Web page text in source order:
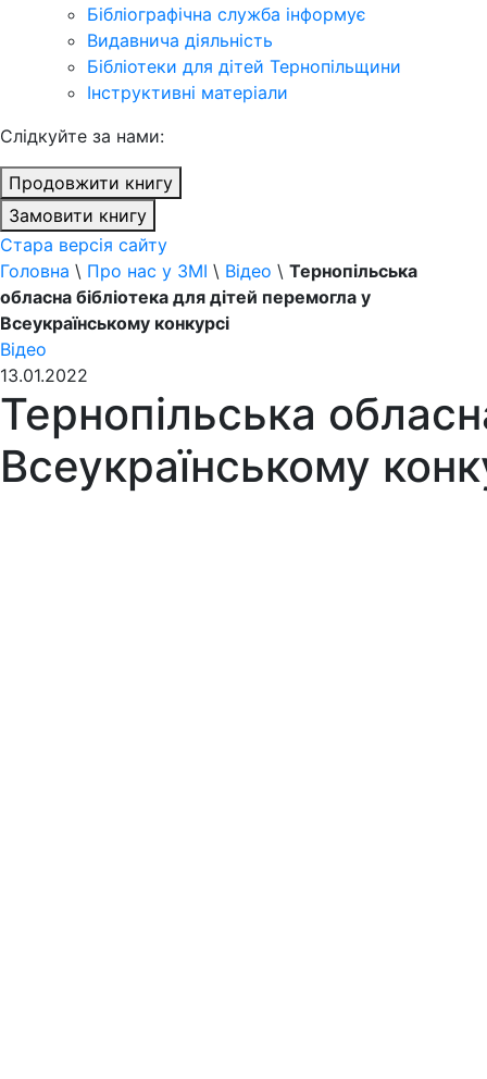
Бібліографічна служба інформує
Видавнича діяльність
Бібліотеки для дітей Тернопільщини
Інструктивні матеріали
Cлідкуйте за нами:
Продовжити книгу
Замовити книгу
Стара версія сайту
Головна \ Про нас у ЗМІ \ Відео \ Тернопільська
обласна бібліотека для дітей перемогла у
Всеукраїнському конкурсі
Відео
13.01.2022
Тернопільська
Всеукраїнському